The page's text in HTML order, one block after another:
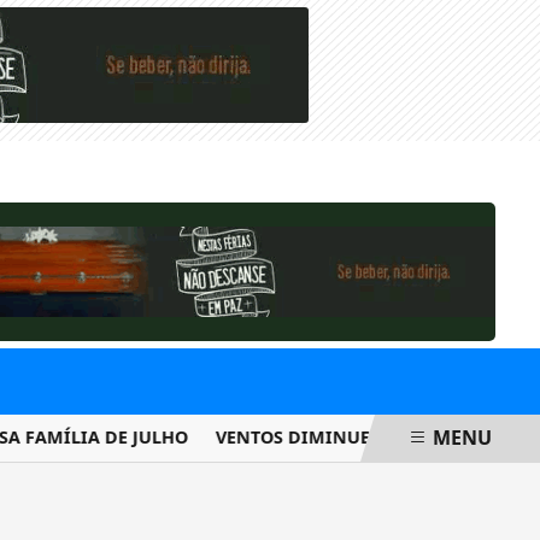
DE JULHO VENTOS DIMINUEM DE INTENSIDADE E
MENU